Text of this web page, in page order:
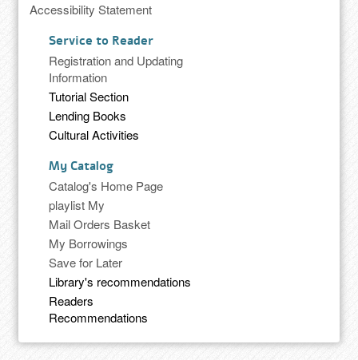
Accessibility Statement
Service to Reader
Registration and Updating
Information
Tutorial Section
Lending Books
Cultural Activities
My Catalog
Catalog's Home Page
playlist My
Mail Orders Basket
My Borrowings
Save for Later
Library's recommendations
Readers
Recommendations